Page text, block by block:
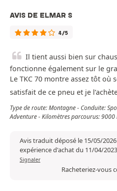
AVIS DE ELMAR S
4/5
Il tient aussi bien sur
fonctionne également sur le
Le TKC 70 montre assez tôt où
satisfait de ce pneu et je
Type de route: Montagne - Conduite:
Adventure - Kilomètres parcourus: 9000
Avis traduit déposé le 15/05/
expérience d'achat du 11/04/2023
Signaler
Racheteriez-vous